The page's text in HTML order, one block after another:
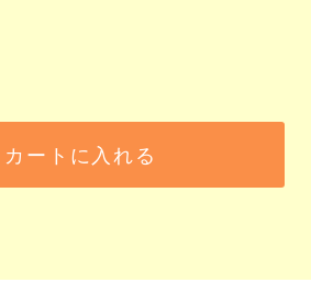
カートに入れる